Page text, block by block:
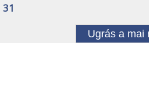
31
Ugrás a mai